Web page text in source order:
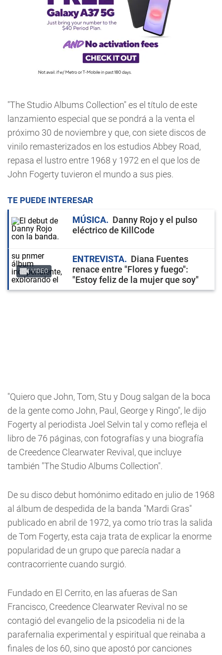
"The Studio Albums Collection" es el título de este
lanzamiento especial que se pondrá a la venta el
próximo 30 de noviembre y que, con siete discos de
vinilo remasterizados en los estudios Abbey Road,
repasa el lustro entre 1968 y 1972 en el que los de
John Fogerty tuvieron el mundo a sus pies.
TE PUEDE INTERESAR
MÚSICA
Danny Rojo y el pulso
eléctrico de KillCode
VIDEO
ENTREVISTA
Diana Fuentes
renace entre "Flores y fuego":
"Estoy feliz de la mujer que soy"
"Quiero que John, Tom, Stu y Doug salgan de la boca
de la gente como John, Paul, George y Ringo", le dijo
Fogerty al periodista Joel Selvin tal y como refleja el
libro de 76 páginas, con fotografías y una biografía
de Creedence Clearwater Revival, que incluye
también "The Studio Albums Collection".
De su disco debut homónimo editado en julio de 1968
al álbum de despedida de la banda "Mardi Gras"
publicado en abril de 1972, ya como trío tras la salida
de Tom Fogerty, esta caja trata de explicar la enorme
popularidad de un grupo que parecía nadar a
contracorriente cuando surgió.
Fundado en El Cerrito, en las afueras de San
Francisco, Creedence Clearwater Revival no se
contagió del evangelio de la psicodelia ni de la
parafernalia experimental y espiritual que reinaba a
finales de los 60, sino que apostó por canciones